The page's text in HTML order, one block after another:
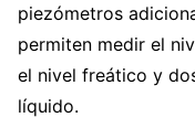
piezómetros
permiten medir el
el nivel freático y
líquido.